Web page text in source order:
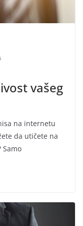
vašeg
na internetu
da utičete na
Samo